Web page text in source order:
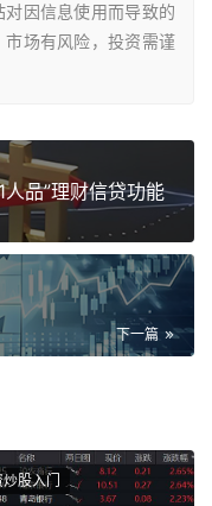
因信息使用而导致的
场有风险，投资需谨
人品”理财信贷功能
下一篇
股入门